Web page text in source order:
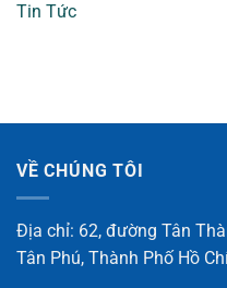
Tin Tức
VỀ CHÚNG TÔI
Địa chỉ: 62, đường Tân
Tân Phú, Thành Phố Hồ